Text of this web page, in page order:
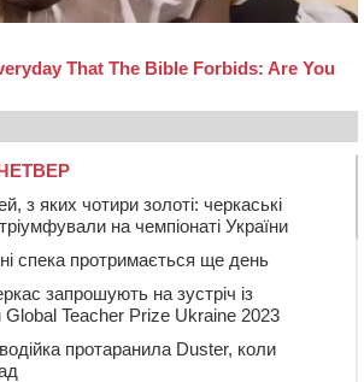
з яких чотири золоті: черкаські
на чемпіонаті України
спека протримається ще день
запрошують на зустріч із
Teacher Prize Ukraine 2023
протаранила Duster, коли